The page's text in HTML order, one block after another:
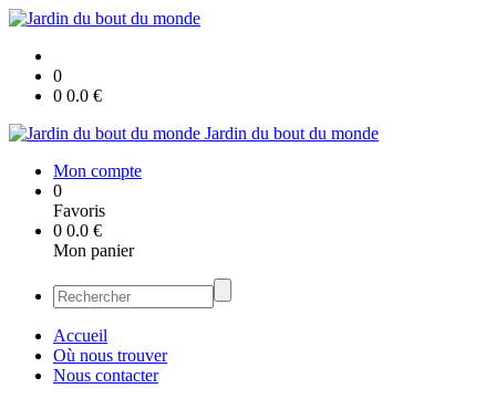
0
0 0.0 €
Jardin du bout du monde
Mon compte
0
Favoris
0 0.0 €
Mon panier
Accueil
Où nous trouver
Nous contacter